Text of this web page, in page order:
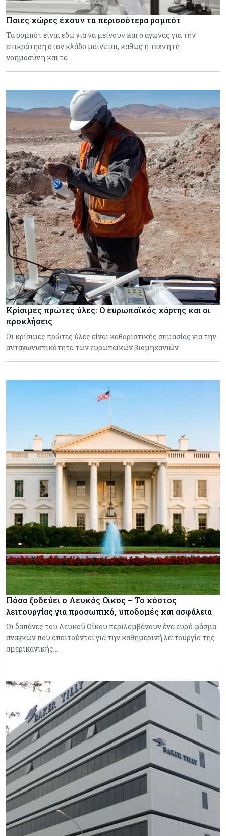
Ποιες χώρες έχουν τα περισσότερα ρομπότ
Τα ρομπότ είναι εδώ για να μείνουν και ο αγώνας για την
επικράτηση στον κλάδο μαίνεται, καθώς η τεχνητή
νοημοσύνη και τα…
Κρίσιμες πρώτες ύλες: Ο ευρωπαϊκός χάρτης και οι
προκλήσεις
Οι κρίσιμες πρώτες ύλες είναι καθοριστικής σημασίας για την
ανταγωνιστικότητα των ευρωπαϊκών βιομηχανιών
Πόσα ξοδεύει ο Λευκός Οίκος – Το κόστος
λειτουργίας για προσωπικό, υποδομές και ασφάλεια
Οι δαπάνες του Λευκού Οίκου περιλαμβάνουν ένα ευρύ φάσμα
αναγκών που απαιτούνται για την καθημερινή λειτουργία της
αμερικανικής…